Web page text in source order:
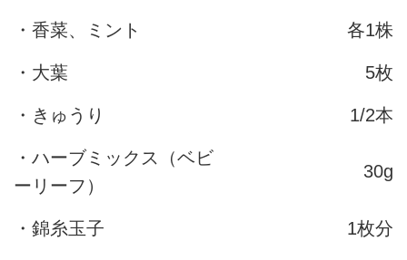
・香菜、ミント 各1株
・大葉 5枚
・きゅうり 1/2本
・ハーブミックス（ベビ
ーリーフ）
30g
・錦糸玉子 1枚分